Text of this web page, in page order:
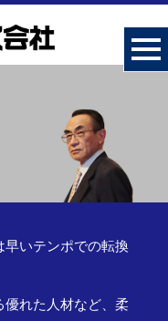
いテンポでの転換
れた人材など、柔